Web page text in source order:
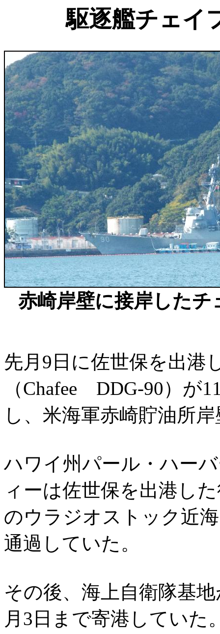
駆逐艦チェイ
赤崎岸壁に接岸したチ
先月9日に佐世保を出港
（Chafee DDG-90）が
し、米海軍赤崎貯油所
ハワイ州パール・ハー
ィーは佐世保を出港し
のウラジオストック近
通過していた。
その後、海上自衛隊基
月3日まで寄港していた